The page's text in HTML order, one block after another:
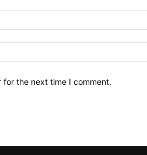
for the next time I comment.